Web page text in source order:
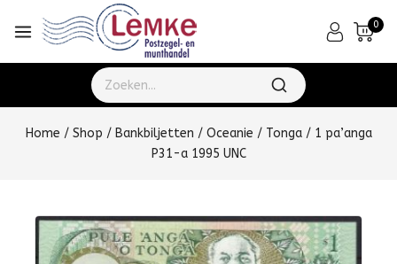
0
Home / Shop / Bankbiljetten / Oceanie / Tonga / 1 pa’anga
P31-a 1995 UNC